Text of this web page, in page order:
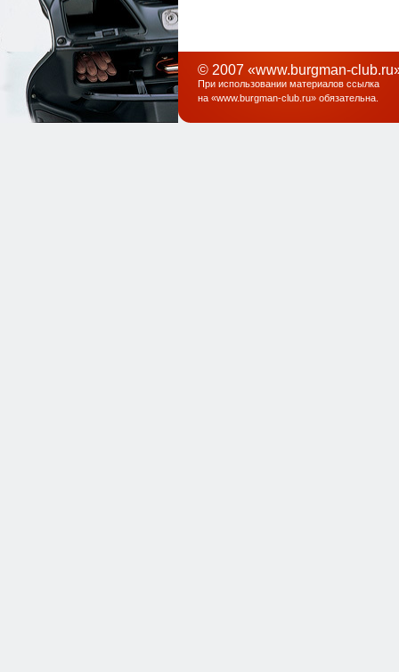
© 2007 «www.burgman-
При использовании материалов ссылка
на «www.burgman-club.ru» обязательна